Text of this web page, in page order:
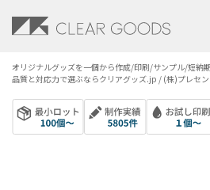
オリジナルグッズを​一個から​作成/印刷/サンプル/短納
品質と​対応力で​選ぶなら​クリアグッズ.jp / (株)プレセン